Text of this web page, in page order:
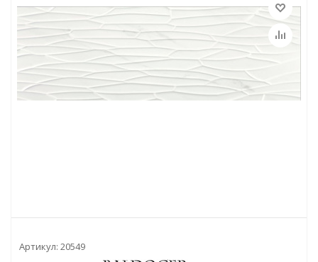
Артикул: 20549